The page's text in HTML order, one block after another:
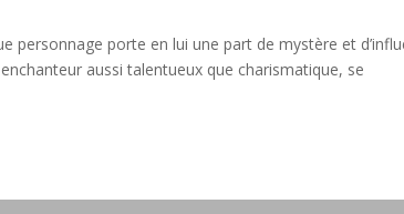
personnage porte en lui une part de mystère et
aussi talentueux que charismatique, se